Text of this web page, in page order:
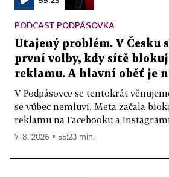
PODCAST PODPÁSOVKA
Utajený problém. V Česku
první volby, kdy sítě
reklamu. A hlavní oběť je
V Podpásovce se tentokrát
se vůbec nemluví. Meta začala
reklamu na Facebooku a
7. 8. 2026 ▪ 55:23 min.